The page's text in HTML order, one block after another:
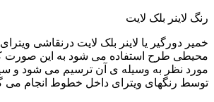
رنگ لاینر بلک لایت
خمیر دورگیر یا لاینر بلک لایت درنقاشی
محیطی طرح استفاده می شود به این
مورد نظر به وسیله ی آن ترسیم می شود و
توسط رنگهای ویترای داخل خطوط انجام می